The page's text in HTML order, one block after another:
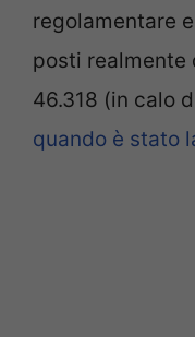
regolamentare
posti realmente
46.318 (in calo
quando è stato